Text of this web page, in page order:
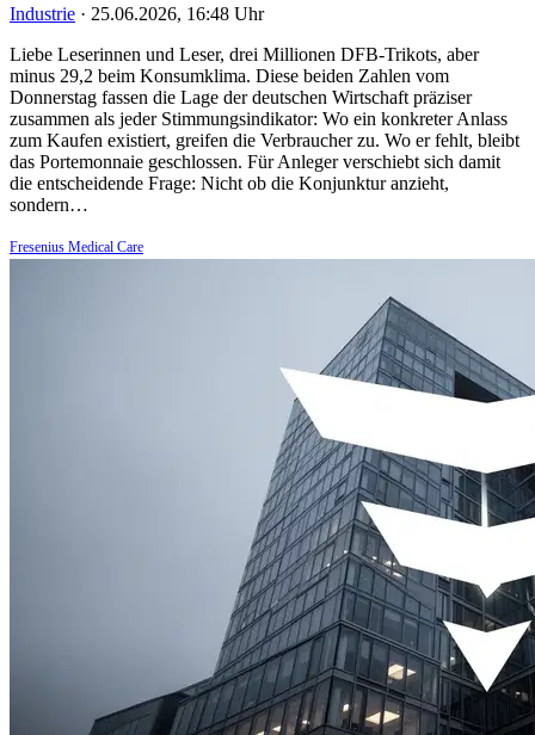
Industrie · 25.06.2026, 16:48 Uhr
Liebe Leserinnen und Leser, drei Millionen DFB-Trikots, aber
minus 29,2 beim Konsumklima. Diese beiden Zahlen vom
Donnerstag fassen die Lage der deutschen Wirtschaft präziser
zusammen als jeder Stimmungsindikator: Wo ein konkreter Anlass
zum Kaufen existiert, greifen die Verbraucher zu. Wo er fehlt, bleibt
das Portemonnaie geschlossen. Für Anleger verschiebt sich damit
die entscheidende Frage: Nicht ob die Konjunktur anzieht,
sondern…
Fresenius Medical Care